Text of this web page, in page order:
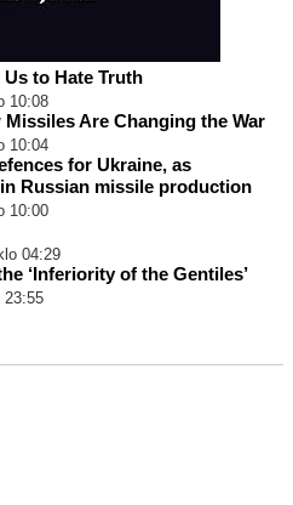
to Hate Truth
10:08
Are Changing the War
10:04
for Ukraine, as
Russian missile production
10:00
04:29
‘Inferiority of the Gentiles’
23:55